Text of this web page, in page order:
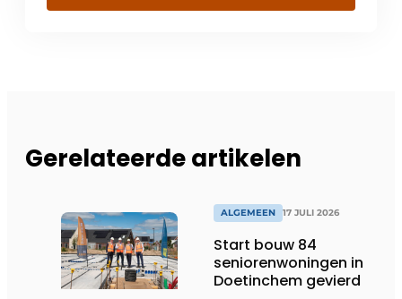
Gerelateerde artikelen
ALGEMEEN 17 JULI 2026
Start bouw 84
seniorenwoningen in
Doetinchem gevierd